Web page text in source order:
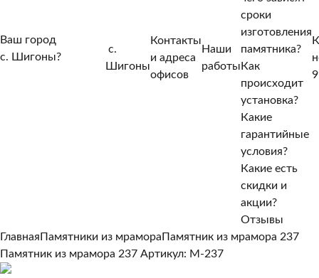
Ваш город
с. Шигоны?
с.
Шигоны
Контакты
и адреса
офисов
Наши
работы
сроки
изготовления
памятника?
Как
происходит
установка?
Какие
гарантийные
условия?
Какие есть
скидки и
акции?
Отзывы
Главная Памятники из мрамора Памятник из мрамора 237
Памятник из мрамора 237 Артикул: M-237